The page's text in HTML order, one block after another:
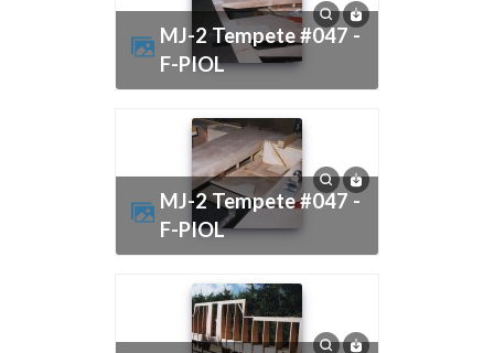
MJ-2 Tempete #047 -
F-PIOL
MJ-2 Tempete #047 -
F-PIOL